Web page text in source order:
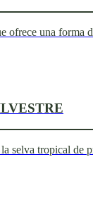
ofrece una forma
selva tropical de